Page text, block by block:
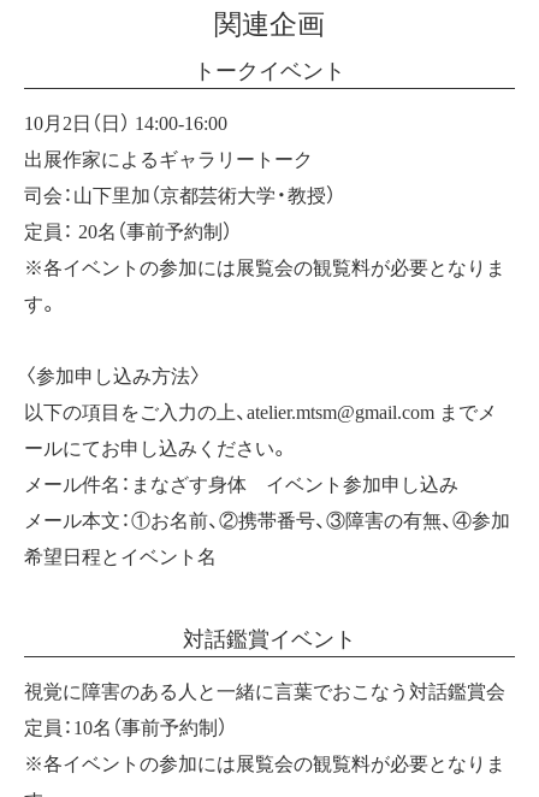
関連企画
トークイベント
10月2日（日） 14:00-16:00
出展作家によるギャラリートーク
司会：山下里加（京都芸術大学・教授）
定員： 20名（事前予約制）
※各イベントの参加には展覧会の観覧料が必要となりま
す。
〈参加申し込み方法〉
以下の項目をご入力の上、atelier.mtsm@gmail.com までメ
ールにてお申し込みください。
メール件名：まなざす身体 イベント参加申し込み
メール本文：①お名前、②携帯番号、③障害の有無、④参加
希望日程とイベント名
対話鑑賞イベント
視覚に障害のある人と一緒に言葉でおこなう対話鑑賞会
定員：10名（事前予約制）
※各イベントの参加には展覧会の観覧料が必要となりま